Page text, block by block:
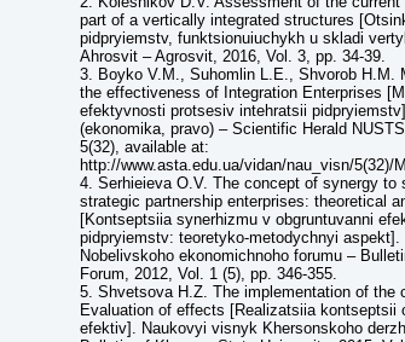
part of a vertically integrated structures
pidpryiemstv, funktsionuiuchykh u skladi
Ahrosvit – Agrosvit, 2016, Vol. 3, pp. 34-39.
3. Boyko V.M., Suhomlin L.E., Shvorob H.M.
the effectiveness of Integration Enterprises
efektyvnosti protsesiv intehratsii
(ekonomika, pravo) – Scientific Herald
5(32), available at:
http://www.asta.edu.ua/vidan/nau_visn/5(32)/
4. Serhieieva O.V. The concept of synergy
strategic partnership enterprises: theoretical
[Kontseptsiia synerhizmu v obgruntuvanni
pidpryiemstv: teoretyko-metodychnyi aspekt].
Nobelivskoho ekonomichnoho forumu –
Forum, 2012, Vol. 1 (5), pp. 346-355.
5. Shvetsova H.Z. The implementation of the
Evaluation of effects [Realizatsiia kontseptsii
efektiv]. Naukovyi visnyk Khersonskoho